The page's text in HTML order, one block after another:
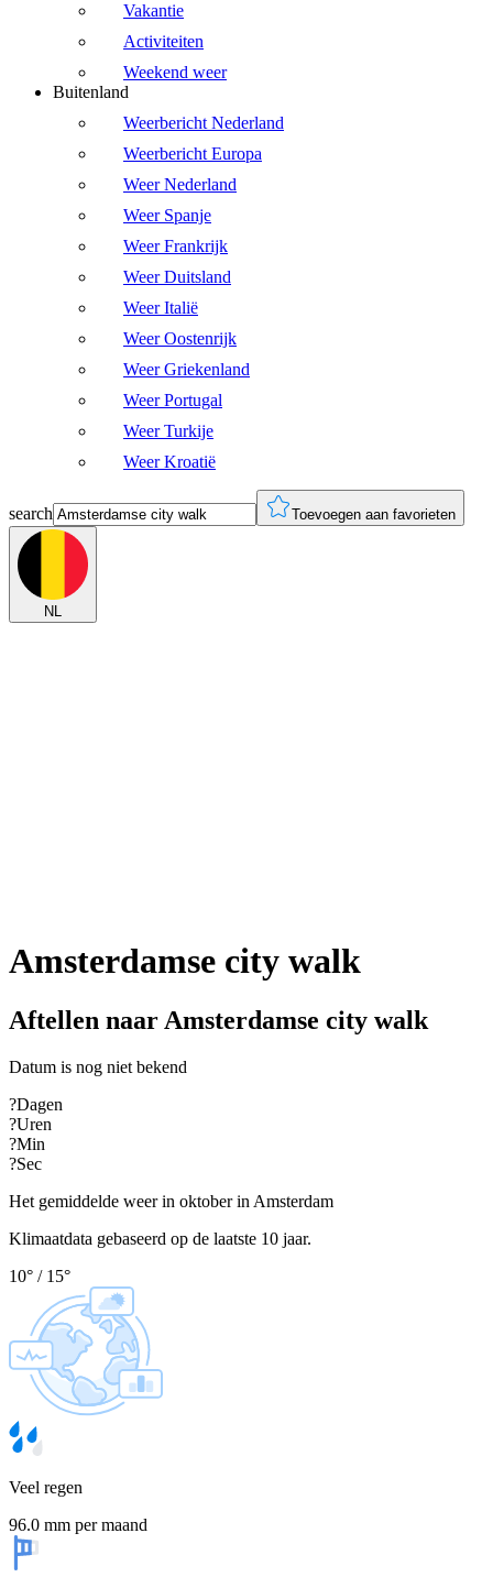
Vakantie
Activiteiten
Weekend weer
Buitenland
Weerbericht Nederland
Weerbericht Europa
Weer Nederland
Weer Spanje
Weer Frankrijk
Weer Duitsland
Weer Italië
Weer Oostenrijk
Weer Griekenland
Weer Portugal
Weer Turkije
Weer Kroatië
search Toevoegen aan favorieten
NL
Amsterdamse city walk
Aftellen naar Amsterdamse city walk
Datum is nog niet bekend
?Dagen
?Uren
?Min
?Sec
Het gemiddelde weer in oktober in Amsterdam
Klimaatdata gebaseerd op de laatste 10 jaar.
10° / 15°
Veel regen
96.0 mm per maand